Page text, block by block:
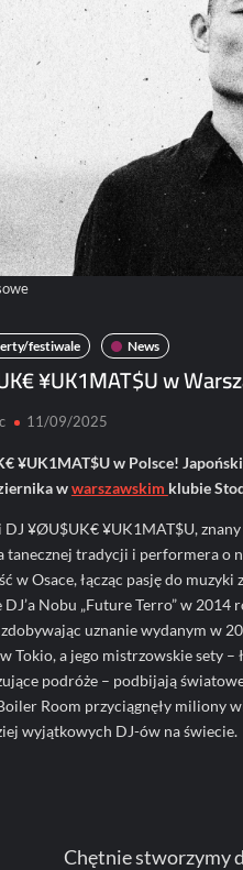
festiwale News
¥UK1MAT$U w
11/09/2025
¥UK1MAT$U w Polsce!
wwarszawskim klubie
DJ ¥ØU$UK€ ¥UK1MAT$U,
tanecznej tradycji i performera o
w Osace, łącząc pasję do muzyki
Nobu „Future Terro” w 2014
uznanie wydanym w
Tokio, a jego mistrzowskie sety
podróże – podbijają
Room przyciągnęły miliony
wyjątkowych DJ-ów na świecie.
Chętnie stworzymy